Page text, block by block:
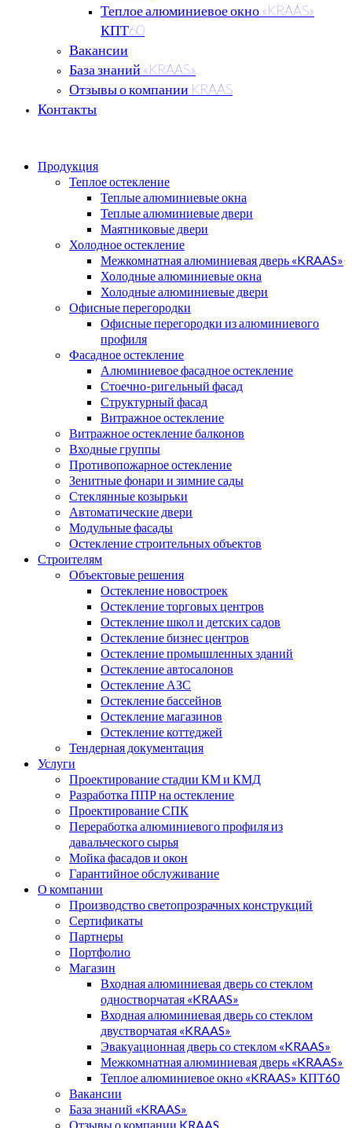
Теплое алюминиевое окно «KRAAS»
КПТ60
Вакансии
База знаний «KRAAS»
Отзывы о компании KRAAS
Контакты
Продукция
Теплое остекление
Теплые алюминиевые окна
Теплые алюминиевые двери
Маятниковые двери
Холодное остекление
Межкомнатная алюминиевая дверь «KRAAS»
Холодные алюминиевые окна
Холодные алюминиевые двери
Офисные перегородки
Офисные перегородки из алюминиевого
профиля
Фасадное остекление
Алюминиевое фасадное остекление
Стоечно-ригельный фасад
Структурный фасад
Витражное остекление
Витражное остекление балконов
Входные группы
Противопожарное остекление
Зенитные фонари и зимние сады
Стеклянные козырьки
Автоматические двери
Модульные фасады
Остекление строительных объектов
Строителям
Объектовые решения
Остекление новостроек
Остекление торговых центров
Остекление школ и детских садов
Остекление бизнес центров
Остекление промышленных зданий
Остекление автосалонов
Остекление АЗС
Остекление бассейнов
Остекление магазинов
Остекление коттеджей
Тендерная документация
Услуги
Проектирование стадии КМ и КМД
Разработка ППР на остекление
Проектирование СПК
Переработка алюминиевого профиля из
давальческого сырья
Мойка фасадов и окон
Гарантийное обслуживание
О компании
Производство светопрозрачных конструкций
Сертификаты
Партнеры
Портфолио
Магазин
Входная алюминиевая дверь со стеклом
одностворчатая «KRAAS»
Входная алюминиевая дверь со стеклом
двустворчатая «KRAAS»
Эвакуационная дверь со стеклом «KRAAS»
Межкомнатная алюминиевая дверь «KRAAS»
Теплое алюминиевое окно «KRAAS» КПТ60
Вакансии
База знаний «KRAAS»
Отзывы о компании KRAAS